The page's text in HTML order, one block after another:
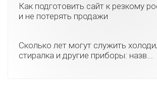
Как подготовить сайт к резкому
и не потерять продажи
Сколько лет могут служить
стиралка и другие приборы: назв...